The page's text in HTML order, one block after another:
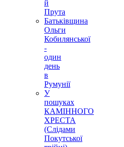
й
Прута
Батьківщина
Ольги
Кобилянської
-
один
день
в
Румунії
У
пошуках
КАМІННОГО
ХРЕСТА
(Слідами
Покутської